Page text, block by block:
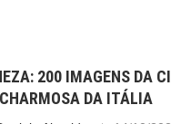
200 IMAGENS DA
CHARMOSA DA ITÁLIA